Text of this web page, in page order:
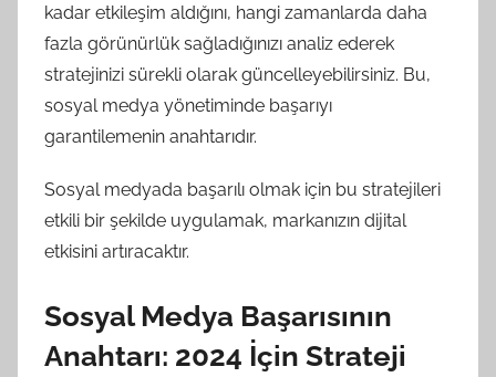
kadar etkileşim aldığını, hangi zamanlarda daha
fazla görünürlük sağladığınızı analiz ederek
stratejinizi sürekli olarak güncelleyebilirsiniz. Bu,
sosyal medya yönetiminde başarıyı
garantilemenin anahtarıdır.
Sosyal medyada başarılı olmak için bu stratejileri
etkili bir şekilde uygulamak, markanızın dijital
etkisini artıracaktır.
Sosyal Medya Başarısının
Anahtarı: 2024 İçin Strateji